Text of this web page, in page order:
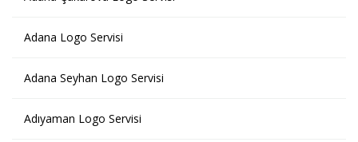
Adana Logo Servisi
Adana Seyhan Logo Servisi
Adıyaman Logo Servisi